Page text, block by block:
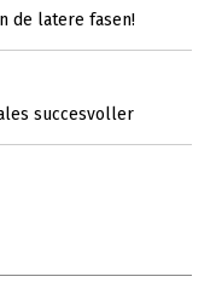
de latere fasen!
succesvoller